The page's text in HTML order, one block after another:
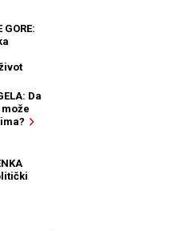
GORE:
Da